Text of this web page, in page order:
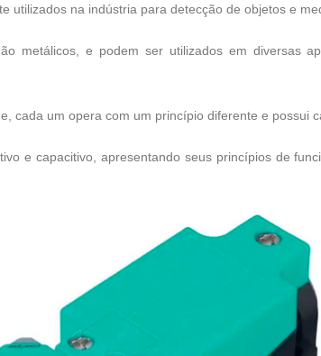
utilizados na indústria para detecção de objetos e
metálicos, e podem ser utilizados em diversas
cada um opera com um princípio diferente e possui
e capacitivo , apresentando seus princípios de